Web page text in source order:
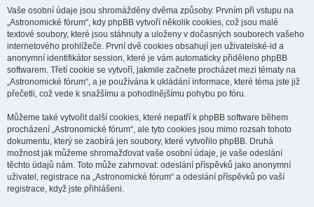
Vaše osobní údaje jsou shromážděny dvěma způsoby. Prvním při vstupu na
„Astronomické fórum“, kdy phpBB vytvoří několik cookies, což jsou malé
textové soubory, které jsou stáhnuty a uloženy v dočasných souborech vašeho
internetového prohlížeče. První dvě cookies obsahují jen uživatelské-id a
anonymní identifikátor session, které je vám automaticky přiděleno phpBB
softwarem. Třetí cookie se vytvoří, jakmile začnete procházet mezi tématy na
„Astronomické fórum“, a je používána k ukládání informace, které téma jste již
přečetli, což vede k snažšímu a pohodlnějšímu pohybu po fóru.
Můžeme také vytvořit další cookies, které nepatří k phpBB software během
procházení „Astronomické fórum“, ale tyto cookies jsou mimo rozsah tohoto
dokumentu, který se zaobírá jen soubory, které vytvořilo phpBB. Druhá
možnost jak můžeme shromažďovat vaše osobní údaje, je vaše odeslání
těchto údajů nám. Toto může zahrnovat: odeslání příspěvků jako anonymní
uživatel, registrace na „Astronomické fórum“ a odeslání příspěvků po vaší
registrace, když jste přihlášeni.